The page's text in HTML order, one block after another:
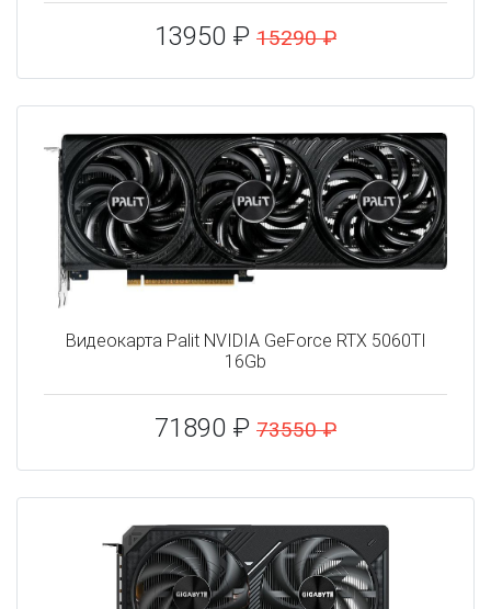
13950 ₽ 15290 ₽
Видеокарта Palit NVIDIA GeForce RTX 5060TI
16Gb
71890 ₽ 73550 ₽